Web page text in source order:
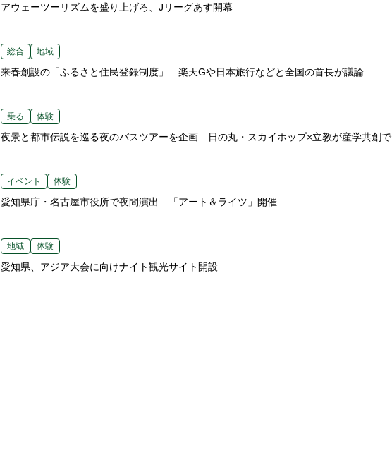
アウェーツーリズムを盛り上げろ、Jリーグあす開幕
総合 地域
来春創設の「ふるさと住民登録制度」 楽天Gや日本旅行などと全国の首長が議論
乗る 体験
夜景と都市伝説を巡る夜のバスツアーを企画 日の丸・スカイホップ×立教が産学共創で
イベント 体験
愛知県庁・名古屋市役所で夜間演出 「アート＆ライツ」開催
地域 体験
愛知県、アジア大会に向けナイト観光サイト開設